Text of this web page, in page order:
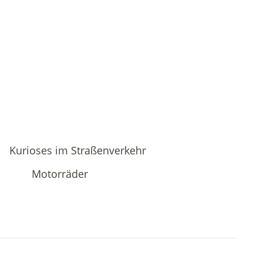
Kurioses im Straßenverkehr
Motorräder